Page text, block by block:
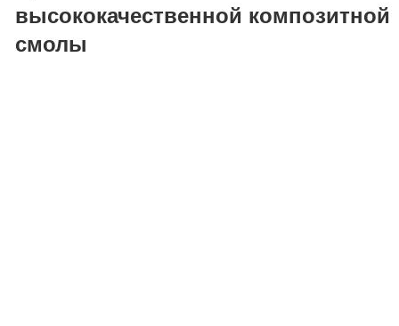
смолы
высококачественной композитной
смолы